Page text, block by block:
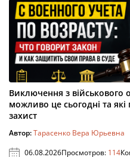
Виключення з військового
можливо це сьогодні та
захист
Автор:Тарасенко Вера Юрьевна
06.08.2026Просмотров: 114